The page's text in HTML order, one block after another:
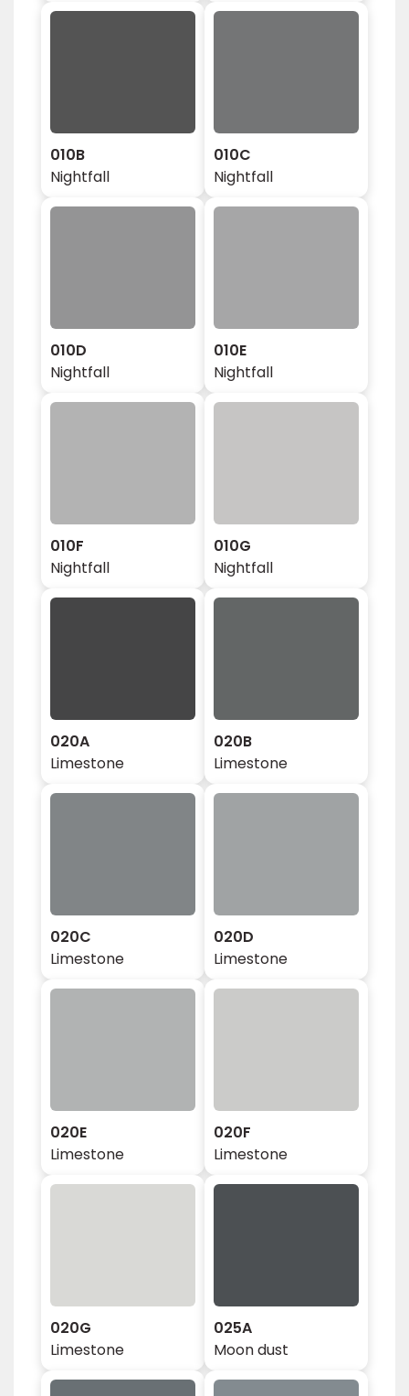
010B
Nightfall
010C
Nightfall
010D
Nightfall
010E
Nightfall
010F
Nightfall
010G
Nightfall
020A
Limestone
020B
Limestone
020C
Limestone
020D
Limestone
020E
Limestone
020F
Limestone
020G
Limestone
025A
Moon dust